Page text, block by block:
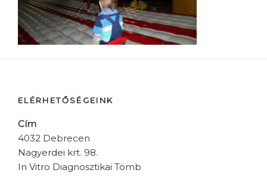
ELÉRHETŐSÉGEINK
Cím
4032 Debrecen
Nagyerdei krt. 98.
In Vitro Diagnosztikai Tömb